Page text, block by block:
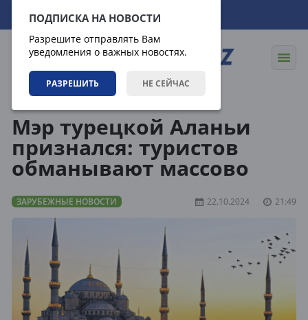
ПОДПИСКА НА НОВОСТИ
Разрешите отправлять Вам
уведомления о важных новостях.
РАЗРЕШИТЬ НЕ СЕЙЧАС
07.08.2026 03:26:05
Мэр турецкой Аланьи
признался: туристов
обманывают массово
ЗАРУБЕЖНЫЕ НОВОСТИ 22.10.2024 21:49